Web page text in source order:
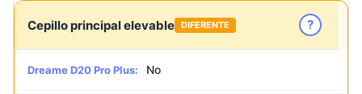
Cepillo principal elevable DIFERENTE ?
Dreame D20 Pro Plus: No